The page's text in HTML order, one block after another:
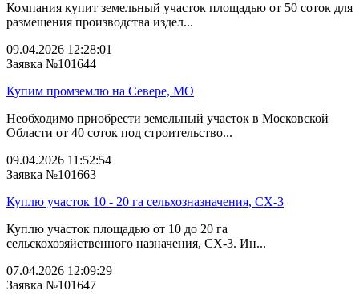
Компания купит земельный участок площадью от 50 соток для
размещения производства издел...
09.04.2026 12:28:01
Заявка №101644
Купим промземлю на Севере, МО
Необходимо приобрести земельный участок в Московской
Области от 40 соток под строительство...
09.04.2026 11:52:54
Заявка №101663
Куплю участок 10 - 20 га сельхозназначения, СХ-3
Куплю участок площадью от 10 до 20 га
сельскохозяйственного назначения, СХ-3. Ин...
07.04.2026 12:09:29
Заявка №101647